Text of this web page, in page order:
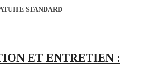
STANDARD
ET ENTRETIEN :